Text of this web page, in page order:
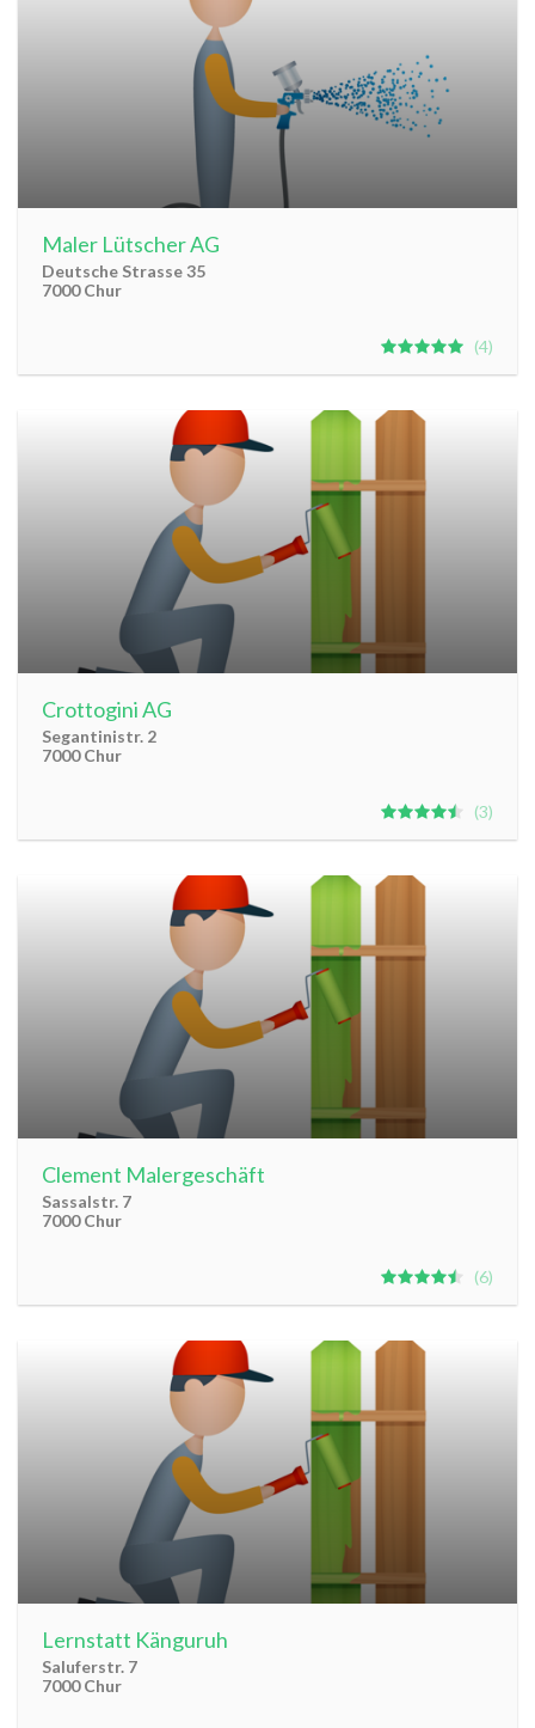
Maler Lütscher AG
Deutsche Strasse 35
7000 Chur
4
Crottogini AG
Segantinistr. 2
7000 Chur
3
Clement Malergeschäft
Sassalstr. 7
7000 Chur
6
Lernstatt Känguruh
Saluferstr. 7
7000 Chur